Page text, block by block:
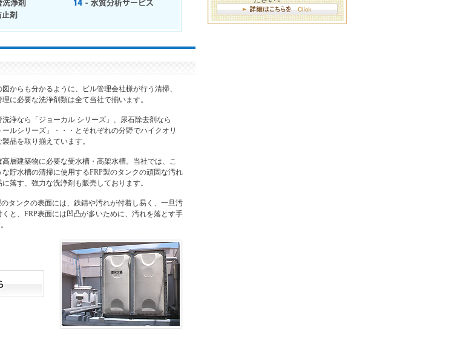
図からも分かるように、ビル管理会社様が行う清掃、
理に必要な洗浄剤類は全て当社で揃います。
洗浄なら「ジョーカル シリーズ」、尿石除去剤なら
ールシリーズ」・・・とそれぞれの分野でハイクオリ
製品を取り揃えています。
高層建築物に必要な受水槽・高架水槽。当社では、こ
な貯水槽の清掃に使用するFRP製のタンクの頑固な汚れ
に落す、強力な洗浄剤も販売しております。
のタンクの表面には、鉄錆や汚れが付着し易く、一旦汚
くと、FRP表面には凹凸が多いために、汚れを落とす手